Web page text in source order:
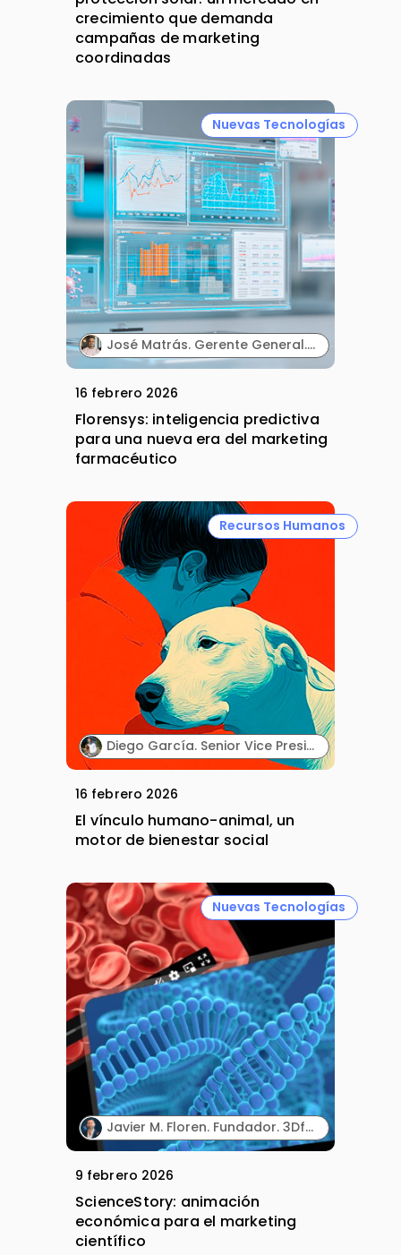
crecimiento que demanda
campañas de marketing
coordinadas
Nuevas Tecnologías
José Matrás. Gerente General. Idealsur.
16 febrero 2026
Florensys: inteligencia predictiva
para una nueva era del marketing
farmacéutico
Recursos Humanos
Diego García. Senior Vice President & General Manager Southern Europe Cluster. Zoetis.
16 febrero 2026
El vínculo humano-animal, un
motor de bienestar social
Nuevas Tecnologías
Javier M. Floren. Fundador. 3DforScience.
9 febrero 2026
ScienceStory: animación
económica para el marketing
científico